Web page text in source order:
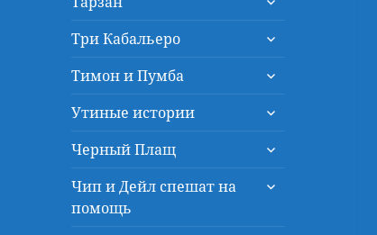
меню
Три Кабальеро
раскрыть
меню
Тимон и Пумба
раскрыть
меню
Утиные истории
раскрыть
меню
Черный Плащ
раскрыть
меню
Чип и Дейл спешат на
помощь
раскрыть